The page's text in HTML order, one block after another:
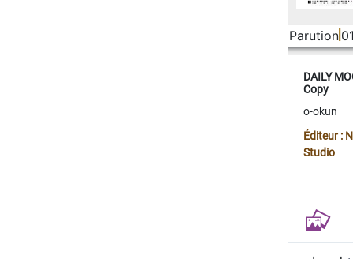
Parution
DAILY
Copy
o-okun
Éditeur :
Studio